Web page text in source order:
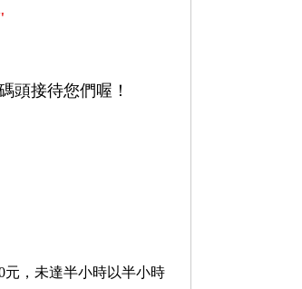
頭接待您們喔！
元，未達半小時以半小時